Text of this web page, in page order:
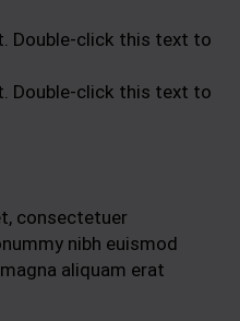
Double-click this text to
Double-click this text to
consectetuer
nibh euismod
aliquam erat